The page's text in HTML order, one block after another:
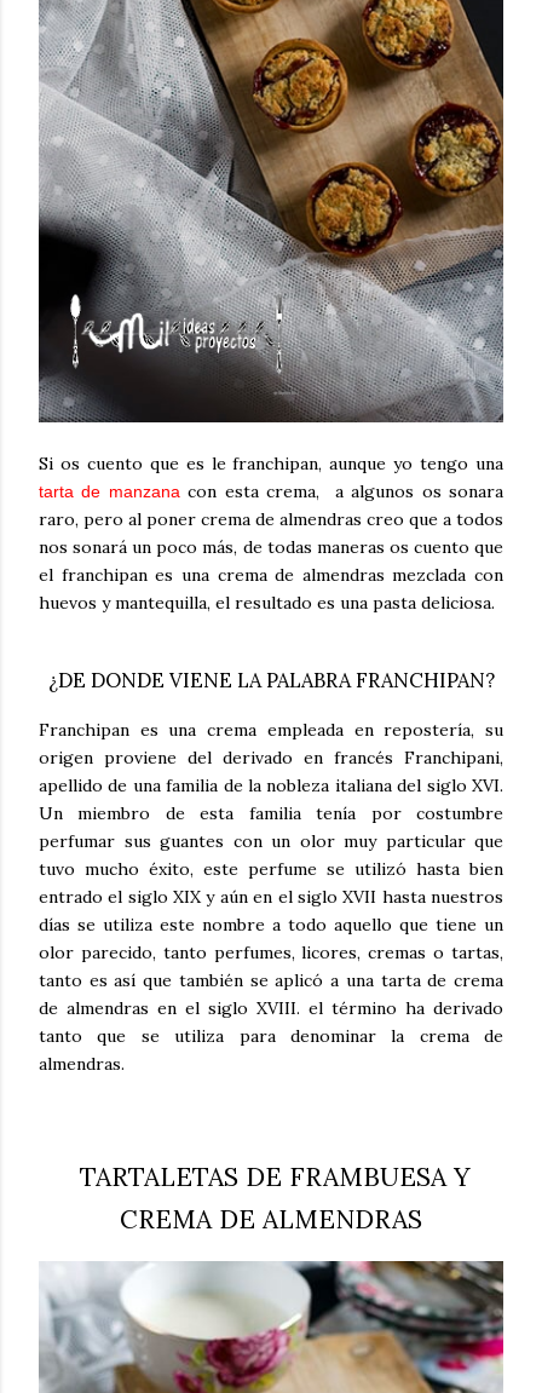
Si os cuento que es le franchipan, aunque yo tengo una
tarta de manzanacon esta crema, a algunos os sonara
raro, pero al poner crema de almendras creo que a todos
nos sonará un poco más, de todas maneras os cuento que
el franchipan es una crema de almendras mezclada con
huevos y mantequilla, el resultado es una pasta deliciosa.
¿DE DONDE VIENE LA PALABRA FRANCHIPAN?
Franchipan es una crema empleada en repostería, su
origen proviene del derivado en francés Franchipani,
apellido de una familia de la nobleza italiana del siglo XVI.
Un miembro de esta familia tenía por costumbre
perfumar sus guantes con un olor muy particular que
tuvo mucho éxito, este perfume se utilizó hasta bien
entrado el siglo XIX y aún en el siglo XVII hasta nuestros
días se utiliza este nombre a todo aquello que tiene un
olor parecido, tanto perfumes, licores, cremas o tartas,
tanto es así que también se aplicó a una tarta de crema
de almendras en el siglo XVIII. el término ha derivado
tanto que se utiliza para denominar la crema de
almendras.
TARTALETAS DE FRAMBUESA Y
CREMA DE ALMENDRAS